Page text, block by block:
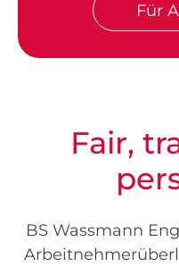
Für
Fair,
BS Wassmann